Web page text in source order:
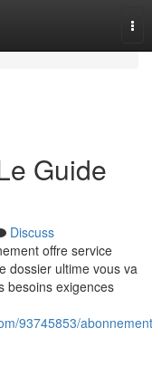
Guide
Discuss
offre service
dossier ultime vous va
besoins exigences
93745853/